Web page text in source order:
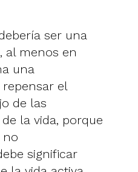
ser una
al menos en
una
el
de las
la vida, porque
no
significar